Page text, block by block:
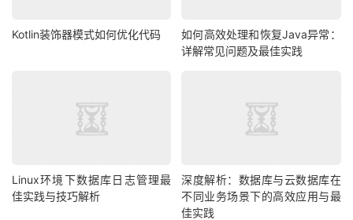
Kotlin装饰器模式如何优化代码
如何高效处理和恢复Java异常：
详解常见问题及最佳实践
Linux环境下数据库日志管理最
佳实践与技巧解析
深度解析：数据库与云数据库在
不同业务场景下的高效应用与最
佳实践